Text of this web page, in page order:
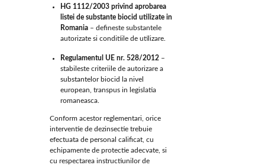
HG 1112/2003 privind aprobarea
listei de substante biocid utilizate in
Romania – defineste substantele
autorizate si conditiile de utilizare.
Regulamentul UE nr. 528/2012 –
stabileste criteriile de autorizare a
substantelor biocid la nivel
european, transpus in legislatia
romaneasca.
Conform acestor reglementari, orice
interventie de dezinsectie trebuie
efectuata de personal calificat, cu
echipamente de protectie adecvate, si
cu respectarea instructiunilor de